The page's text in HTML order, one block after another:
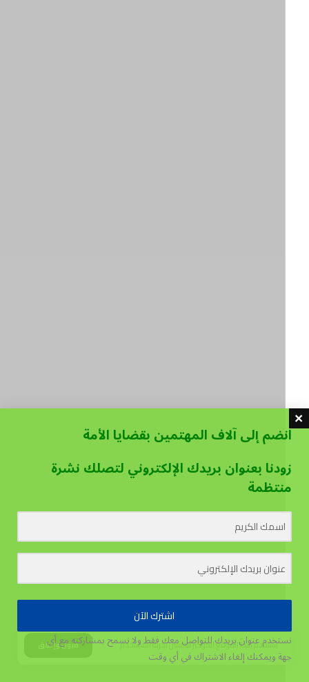
يستخدم هذا الموقع الكوكيز لتحسين تجربة المستخدم. قبول وإغلاق
انضم إلى آلاف المهتمين بقضايا الأمة
زودنا بعنوان بريدك الإلكتروني لتصلك نشرة
منتظمة
اشترك الآن
نستخدم عنوان بريدك للتواصل معك فقط ولا نسمح بمشاركته مع أي
جهةويمكنك إلغاء الاشتراك في أي وقت